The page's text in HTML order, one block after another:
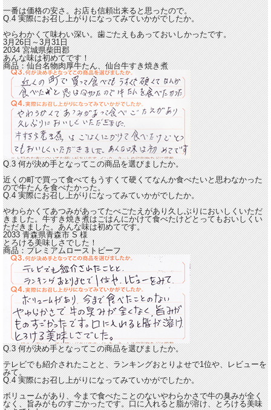
一番は価格の安さ。お店も信頼出来ると思ったので。
Q.4 実際にお召し上がりになってみていかがでしたか。
やらわかくて味わい深い。歯ごたえもあっておいしかったです。
3月26日～3月31日
2034 宮城県柴田郡
あんな味は初めてです！
商品：仙台名物肉厚牛たん、仙台牛すき焼き煮
Q.3 何が決め手となってこの商品を選びましたか。
近くの町で買って食べてもうすくて硬くてなんか食べたいと思わなかった
ので牛たんを食べたかった。
Q.4 実際にお召し上がりになってみていかがでしたか。
やわらかくてあつみがあってたべごたえがあり久しぶりにおいしくいただ
きました。牛すき焼き煮はごはんにかけて食べたけどとってもおいしくい
ただきました。あんな味は初めてです。
2033 青森県青森市S様
とろける美味しさでした！
商品：プレミアムローストビーフ
Q.3 何が決め手となってこの商品を選びましたか。
テレビでも紹介されたことと、ランキングおとりよせで1位や、レビューを
みて。
Q.4 実際にお召し上がりになってみていかがでしたか。
ボリュームがあり、今まで食べたことのないやわらかさで牛の臭みが全く
なく、旨みがものすごかったです。口に入れると脂が溶け、とろける美味